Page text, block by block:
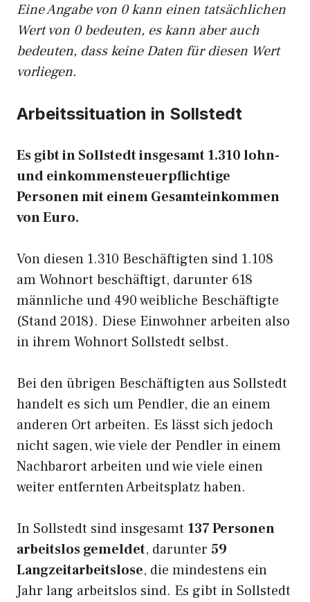
Eine Angabe von 0 kann einen tatsächlichen
Wert von 0 bedeuten, es kann aber auch
bedeuten, dass keine Daten für diesen Wert
vorliegen.
Arbeitssituation in Sollstedt
Es gibt in Sollstedt insgesamt 1.310 lohn-
und einkommensteuerpflichtige
Personen mit einem Gesamteinkommen
von Euro.
Von diesen 1.310 Beschäftigten sind 1.108
am Wohnort beschäftigt, darunter 618
männliche und 490 weibliche Beschäftigte
(Stand 2018). Diese Einwohner arbeiten also
in ihrem Wohnort Sollstedt selbst.
Bei den übrigen Beschäftigten aus Sollstedt
handelt es sich um Pendler, die an einem
anderen Ort arbeiten. Es lässt sich jedoch
nicht sagen, wie viele der Pendler in einem
Nachbarort arbeiten und wie viele einen
weiter entfernten Arbeitsplatz haben.
In Sollstedt sind insgesamt 137 Personen
arbeitslos gemeldet, darunter 59
Langzeitarbeitslose, die mindestens ein
Jahr lang arbeitslos sind. Es gibt in Sollstedt